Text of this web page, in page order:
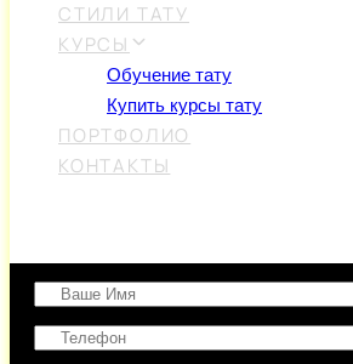
СТИЛИ ТАТУ
КУРСЫ
Обучение тату
Купить курсы тату
ПОРТФОЛИО
КОНТАКТЫ